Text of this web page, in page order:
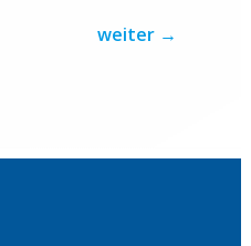
weiter →